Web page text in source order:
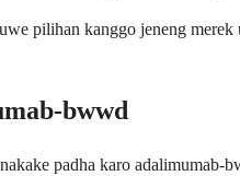
pilihan kanggo jeneng
bwwd
padha karo